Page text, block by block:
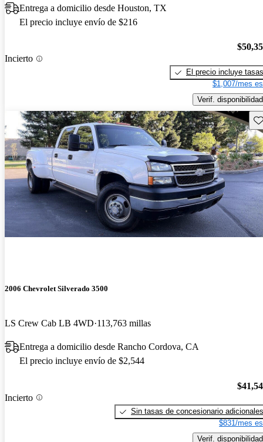
Entrega a domicilio desde Houston, TX
El precio incluye envío de $216
Incierto
El precio incluye tasas
$1,007/mes
Verif. disponibilidad
2006 Chevrolet Silverado 3500
LS Crew Cab LB 4WD 113,763 millas
Entrega a domicilio desde Rancho Cordova, CA
El precio incluye envío de $2,544
Incierto
Sin tasas de concesionario adicionales
$831/mes
Verif. disponibilidad